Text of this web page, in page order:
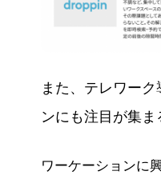
また、テレワー
ンにも注目が集ま
ワーケーションに